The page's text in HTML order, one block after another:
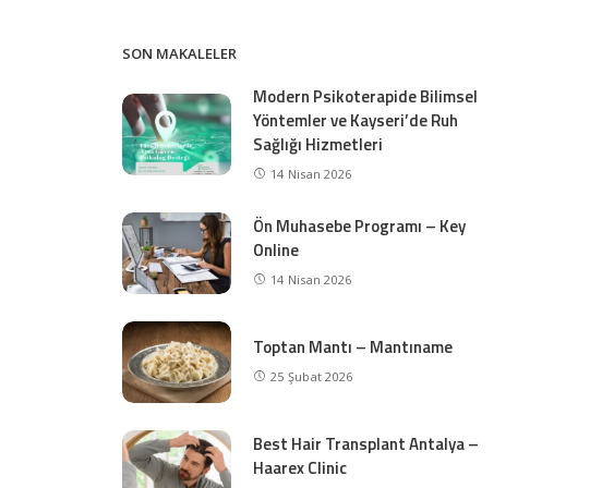
SON MAKALELER
Modern Psikoterapide Bilimsel
Yöntemler ve Kayseri’de Ruh
Sağlığı Hizmetleri
14 Nisan 2026
Ön Muhasebe Programı – Key
Online
14 Nisan 2026
Toptan Mantı – Mantıname
25 Şubat 2026
Best Hair Transplant Antalya –
Haarex Clinic